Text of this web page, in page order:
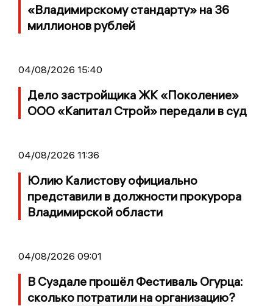
«Владимирскому стандарту» на 36
миллионов рублей
04/08/2026 15:40
Дело застройщика ЖК «Поколение»
ООО «Капитал Строй» передали в суд
04/08/2026 11:36
Юлию Калистову официально
представили в должности прокурора
Владимирской области
04/08/2026 09:01
В Суздале прошёл Фестиваль Огурца:
сколько потратили на организацию?